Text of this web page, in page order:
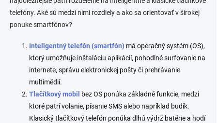
v
k
p
i
s
n
telefóny. Aké sú medzi nimi rozdiely a ako sa orientovať v širokej
ponuke smartfónov?
Inteligentný telefón (smartfón) má operačný systém (OS),
ktorý umožňuje inštaláciu aplikácií, pohodlné surfovanie na
internete, správu elektronickej pošty či prehrávanie
multimédií.
Tlačítkový mobil
bez OS ponúka základné funkcie, medzi
ktoré patrí volanie, písanie SMS alebo napríklad budík.
Klasický tlačítkový telefón ponúka dlhú výdrž batérie a hodí